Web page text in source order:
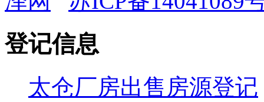
登记信息
太仓厂房出售房源登记